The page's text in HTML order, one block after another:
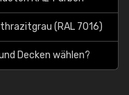
(RAL 7016)
Decken wählen?